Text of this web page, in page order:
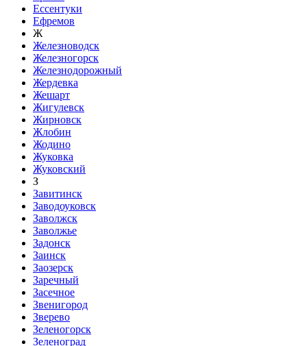
Ессентуки
Ефремов
Ж
Железноводск
Железногорск
Железнодорожный
Жердевка
Жешарт
Жигулевск
Жирновск
Жлобин
Жодино
Жуковка
Жуковский
З
Завитинск
Заводоуковск
Заволжск
Заволжье
Задонск
Заинск
Заозерск
Заречный
Засечное
Звенигород
Зверево
Зеленогорск
Зеленоград